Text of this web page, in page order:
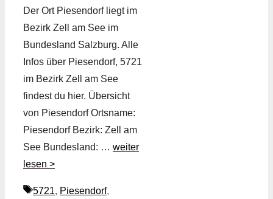
Der Ort Piesendorf liegt im
Bezirk Zell am See im
Bundesland Salzburg. Alle
Infos über Piesendorf, 5721
im Bezirk Zell am See
findest du hier. Übersicht
von Piesendorf Ortsname:
Piesendorf Bezirk: Zell am
See Bundesland: … weiter
lesen >
Schlagwörter
5721, Piesendorf,